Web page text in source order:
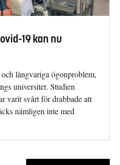
19 kan nu
långvariga ögonproblem,
universitet. Studien
varit svårt för drabbade att
nämligen inte med